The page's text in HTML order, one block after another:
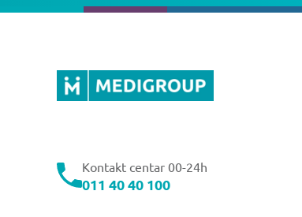
Kontakt centar 00-24h
011 40 40 100